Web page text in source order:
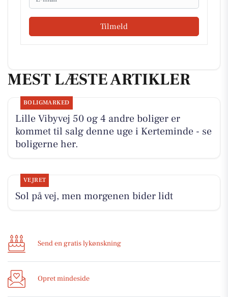
Tilmeld
MEST LÆSTE ARTIKLER
BOLIGMARKED
Lille Vibyvej 50 og 4 andre boliger er
kommet til salg denne uge i Kerteminde - se
boligerne her.
VEJRET
Sol på vej, men morgenen bider lidt
Send en gratis lykønskning
Opret mindeside